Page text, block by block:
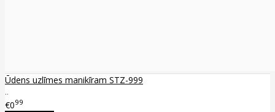
Ūdens uzlīmes manikīram STZ-999
..
€099